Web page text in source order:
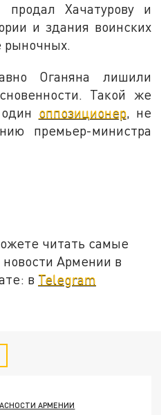
продал Хачатурову и
и здания воинских
рыночных.
Оганяна лишили
Такой же
оппозиционер, не
премьер-министра
читать самые
Армении в
в Telegram
АРМЕНИИ